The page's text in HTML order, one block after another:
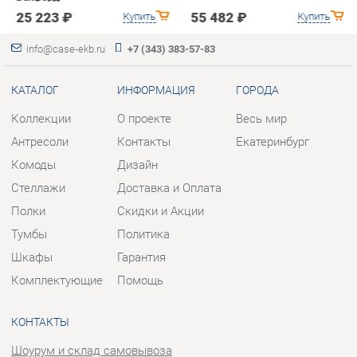
Стеллажи
Тумбы
Шкафы
Комплектующие
Контакты
Доставка и Оплата
Политика
Гарантия
Помощь
Шоурум и склад самовывоза
Адрес: г. Березовский, ул.
Ленина, 2
Телефон: +7 (343) 383-57-83
Пн - Пт:10:00 - 20:00 (GMT+5)